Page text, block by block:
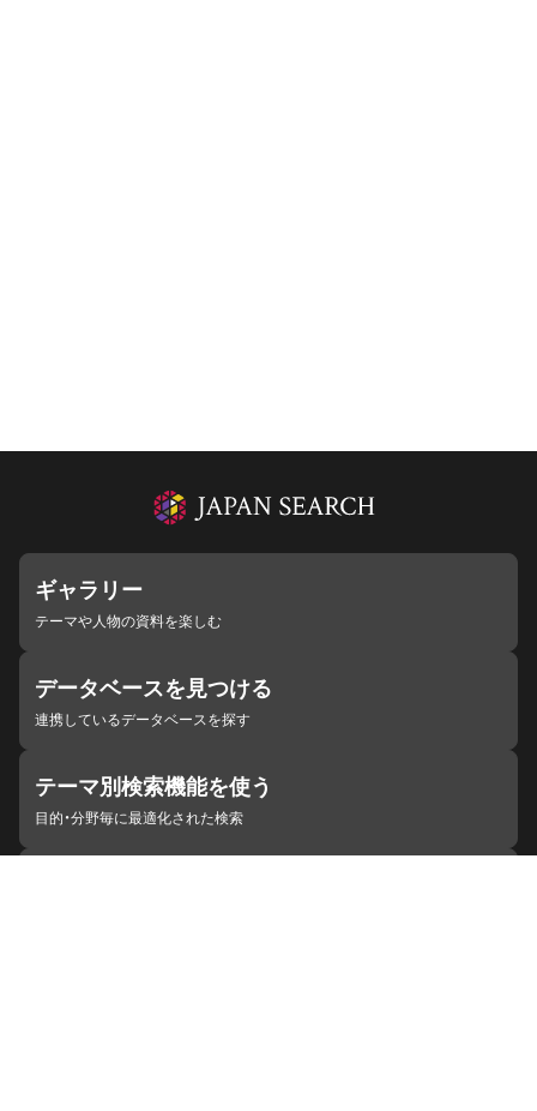
ギャラリー
テーマや人物の資料を楽しむ
データベースを見つける
連携しているデータベースを探す
テーマ別検索機能を使う
目的・分野毎に最適化された検索